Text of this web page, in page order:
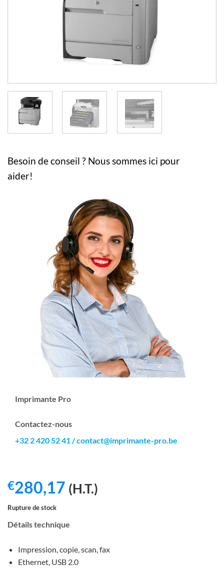
Besoin de conseil ? Nous sommes ici pour
aider!
Imprimante Pro
Contactez-nous
+32 2 420 52 41/contact@imprimante-pro.be
€280,17 (H.T.)
Rupture de stock
Détails technique
Impression, copie, scan, fax
Ethernet, USB 2.0